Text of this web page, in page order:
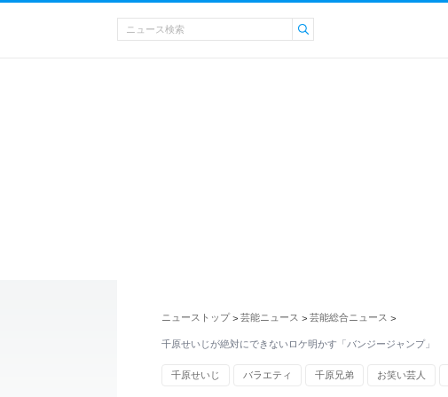
ニューストップ > 芸能ニュース > 芸能総合ニュース >
千原せいじが絶対にできないロケ明かす「バンジージャンプ」
千原せいじ バラエティ 千原兄弟 お笑い芸人